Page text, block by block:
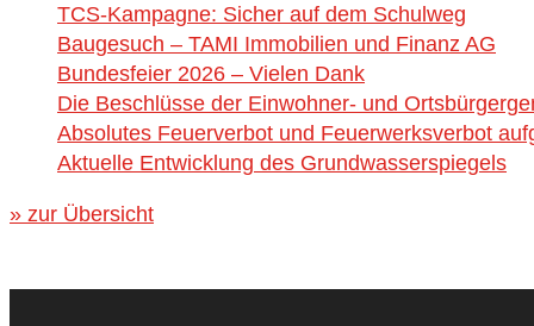
TCS-Kampagne: Sicher auf dem Schulweg
Baugesuch – TAMI Immobilien und Finanz AG
Bundesfeier 2026 – Vielen Dank
Die Beschlüsse der Einwohner- und
Absolutes Feuerverbot und Feuerwerksverbot
Aktuelle Entwicklung des Grundwasserspiegels
» zur Übersicht